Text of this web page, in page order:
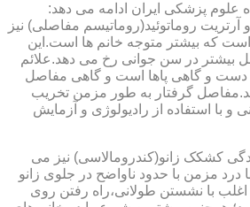
علوم پزشکی ایران ادامه می دهد:
روماتوئید(روماتیسم مفاصلی) نیز
است که بیشتر متوجه خانم ها است.این
بیشتر در سن جوانی رخ می دهد.علائم
دست و گاهی پاها است و گاهی مفاصل
گرفتار به طور مزمن تخریب
و با استفاده از رادیولوژی و آزمایش
کشکک زانو(کندرومالاسی) نیز می
درد مزمن با حدود ناواضح در جلوی زانو
با نشستن طولانی،راه رفتن روی